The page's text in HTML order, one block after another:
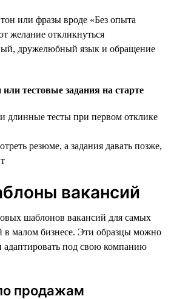
или фразы вроде «Без опыта
желание откликнуться
дружелюбный язык и обращение
тестовые задания на старте
длинные тесты при первом отклике
резюме, а задания давать позже,
вакансий
шаблонов вакансий для самых
в малом бизнесе. Эти образцы можно
адаптировать под свою компанию
продажам